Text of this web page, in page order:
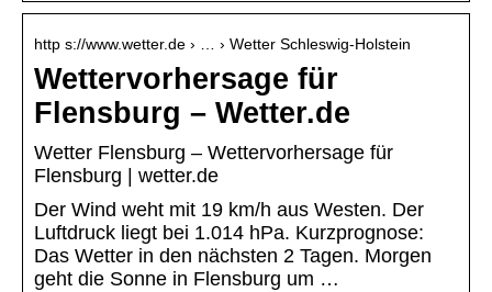
http s://www.wetter.de › … › Wetter Schleswig-Holstein
Wettervorhersage für
Flensburg – Wetter.de
Wetter Flensburg – Wettervorhersage für
Flensburg | wetter.de
Der Wind weht mit 19 km/h aus Westen. Der
Luftdruck liegt bei 1.014 hPa. Kurzprognose:
Das Wetter in den nächsten 2 Tagen. Morgen
geht die Sonne in Flensburg um …